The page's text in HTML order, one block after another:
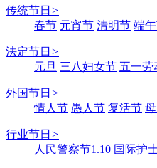
传统节日 >
春节 元宵节 清明节 端
法定节日 >
元旦 三八妇女节 五一劳
外国节日 >
情人节 愚人节 复活节
行业节日 >
人民警察节1.10 国际护